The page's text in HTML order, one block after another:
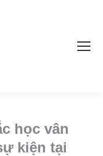
học vân
kiện tại